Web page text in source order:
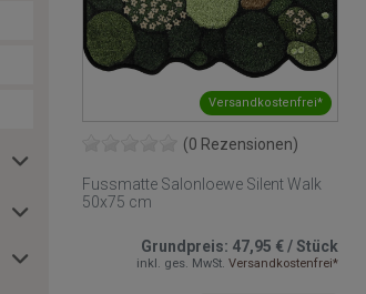
Versandkostenfrei*
(0 Rezensionen)
Fussmatte Salonloewe Silent Walk
50x75 cm
Grundpreis: 47,95 €/Stück
inkl. ges. MwSt. Versandkostenfrei*